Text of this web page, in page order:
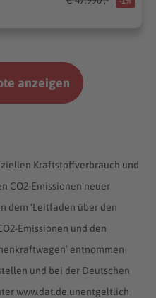
anzeigen
Kraftstoffverbrauch und
CO2-Emissionen neuer
dem ‘Leitfaden über den
Emissionen und den
entnommen
und bei der Deutschen
www.dat.de unentgeltlich